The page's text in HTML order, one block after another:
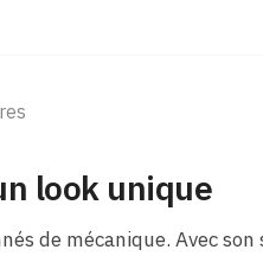
look unique
de mécanique. Avec son